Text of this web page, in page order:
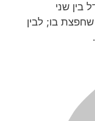
ע' 24). ההבדל בין שני
בו; לבין